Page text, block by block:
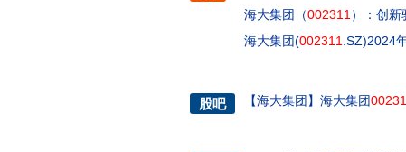
海大集团（002311 ）：创
海大集团(002311 .SZ)2024
股吧 【海大集团 】 海大集团